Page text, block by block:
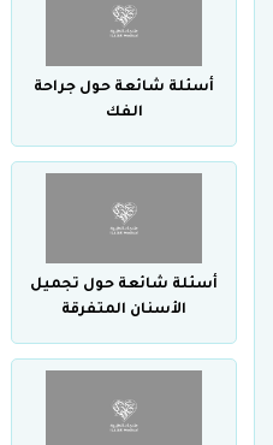
أسئلة شائعة حول جراحة
الفك
أسئلة شائعة حول تجميل
الأسنان المتفرقة